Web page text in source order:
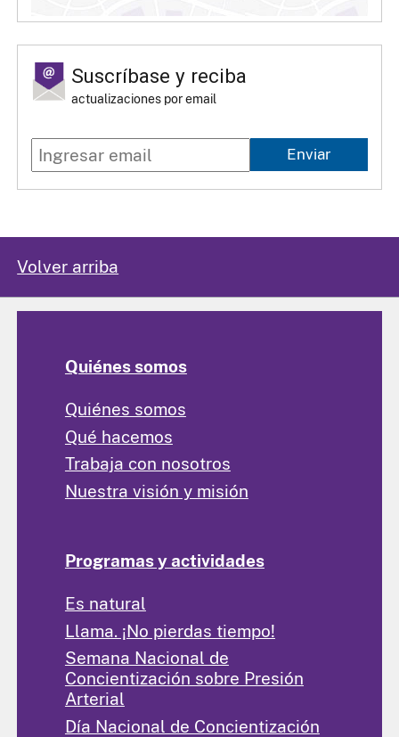
Suscríbase y reciba
actualizaciones por email
Enviar
Volver arriba
Quiénes somos
Quiénes somos
Qué hacemos
Trabaja con nosotros
Nuestra visión y misión
Programas y actividades
Es natural
Llama. ¡No pierdas tiempo!
Semana Nacional de
Concientización sobre Presión
Arterial
Día Nacional de Concientización